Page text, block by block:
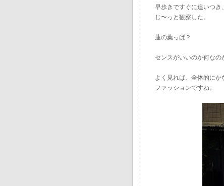
早歩きですぐに追いつき
じ〜っと観察した。
蓮の葉っぱ？
センスがいいのか何なの
よく見れば、全体的にか
ファッションですね。